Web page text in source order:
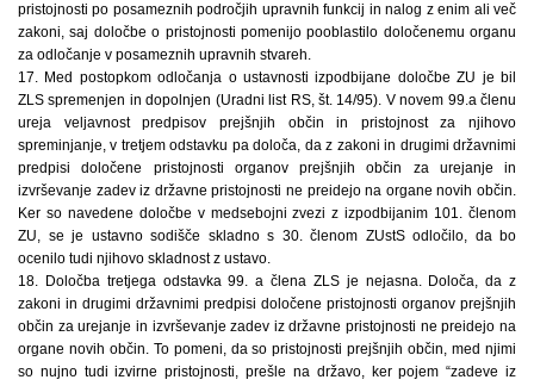
pristojnosti po posameznih področjih upravnih funkcij in nalog z enim ali več
zakoni, saj določbe o pristojnosti pomenijo pooblastilo določenemu organu
za odločanje v posameznih upravnih stvareh.
17. Med postopkom odločanja o ustavnosti izpodbijane določbe ZU je bil
ZLS spremenjen in dopolnjen (Uradni list RS, št. 14/95). V novem 99.a členu
ureja veljavnost predpisov prejšnjih občin in pristojnost za njihovo
spreminjanje, v tretjem odstavku pa določa, da z zakoni in drugimi državnimi
predpisi določene pristojnosti organov prejšnjih občin za urejanje in
izvrševanje zadev iz državne pristojnosti ne preidejo na organe novih občin.
Ker so navedene določbe v medsebojni zvezi z izpodbijanim 101. členom
ZU, se je ustavno sodišče skladno s 30. členom ZUstS odločilo, da bo
ocenilo tudi njihovo skladnost z ustavo.
18. Določba tretjega odstavka 99. a člena ZLS je nejasna. Določa, da z
zakoni in drugimi državnimi predpisi določene pristojnosti organov prejšnjih
občin za urejanje in izvrševanje zadev iz državne pristojnosti ne preidejo na
organe novih občin. To pomeni, da so pristojnosti prejšnjih občin, med njimi
so nujno tudi izvirne pristojnosti, prešle na državo, ker pojem “zadeve iz